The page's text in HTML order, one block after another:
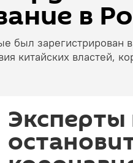
в
был зарегистрирован
китайских властей,
Эксперты